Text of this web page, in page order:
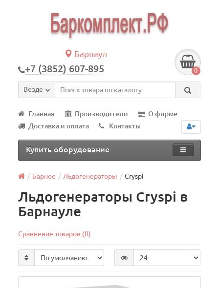
Барнаул
+7 (3852) 607-895 0
Везде
Главная Производители
О фирме
Доставка и оплата
Контакты
Купить оборудование
Барное Льдогенераторы Cryspi
Льдогенераторы Cryspi в
Барнауле
Сравнение товаров (0)